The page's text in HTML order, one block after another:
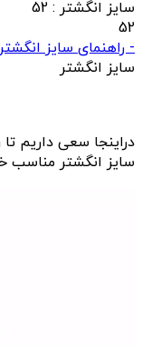
سایز انگشتر : 52
52
- راهنمای سایز
سایز انگشتر
دراینجا سعی داریم
سایز انگشتر مناسب